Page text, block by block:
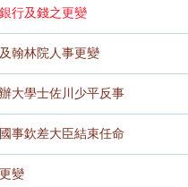
行及錢之更變
翰林院人事更變
大學士佐川少平反事
事欽差大臣結束任命
變